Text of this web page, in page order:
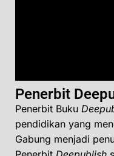
Penerbit
Penerbit Buku
pendidikan yang
Gabung menjadi